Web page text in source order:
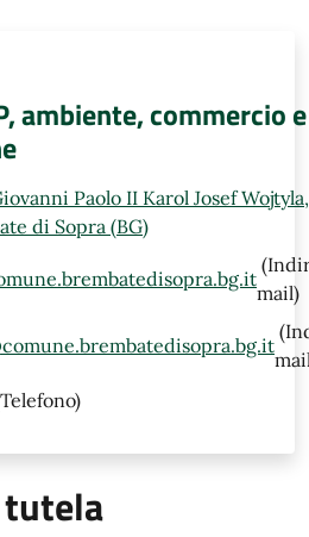
ambiente, commercio e
Paolo II Karol Josef
di Sopra (BG)
mail)